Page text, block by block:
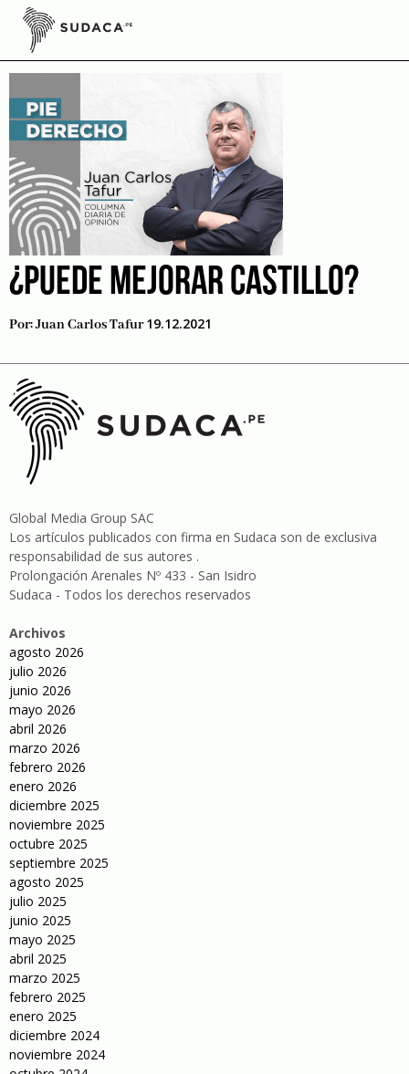
Skip
contentSarrateas
¿PUEDE MEJORAR CASTILLO?
Por:Juan Carlos Tafur 19.12.2021
Global Media Group SAC
Los artículos publicados con firma en Sudaca son de exclusiva
responsabilidad de sus autores .
Prolongación Arenales Nº 433 - San Isidro
Sudaca - Todos los derechos reservados
Archivos
agosto 2026
julio 2026
junio 2026
mayo 2026
abril 2026
marzo 2026
febrero 2026
enero 2026
diciembre 2025
noviembre 2025
octubre 2025
septiembre 2025
agosto 2025
julio 2025
junio 2025
mayo 2025
abril 2025
marzo 2025
febrero 2025
enero 2025
diciembre 2024
noviembre 2024